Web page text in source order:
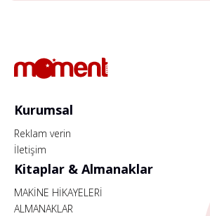
Kurumsal
Reklam verin
İletişim
Kitaplar & Almanaklar
MAKİNE HİKAYELERİ
ALMANAKLAR